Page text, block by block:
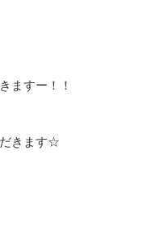
ますー！！
きます☆